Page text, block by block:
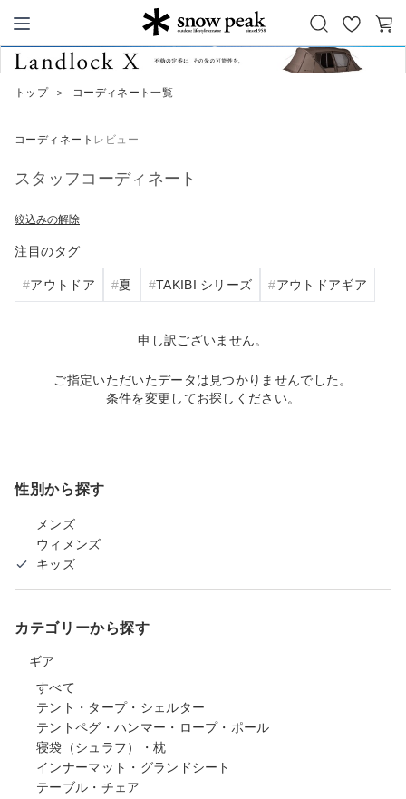
Snow Peak
お
気
カ
トップ ＞ コーディネート一覧
コーディネート レビュー
スタッフコーディネート
絞込みの解除
注目のタグ
アウトドア 夏 TAKIBI シリーズ アウトドアギア
申し訳ございません。
ご指定いただいたデータは見つかりませんでした。
条件を変更してお探しください。
性別から探す
メンズ
ウィメンズ
キッズ
カテゴリーから探す
ギア
すべて
テント・タープ・シェルター
テントペグ・ハンマー・ロープ・ポール
寝袋（シュラフ）・枕
インナーマット・グランドシート
テーブル・チェア